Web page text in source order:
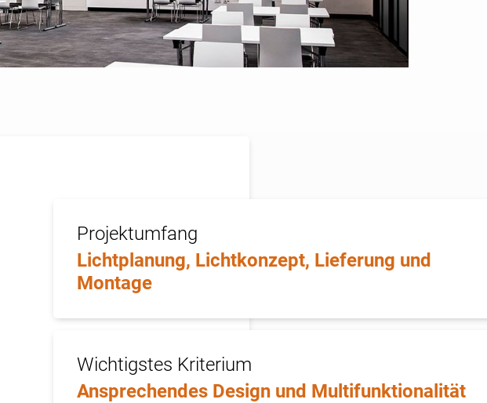
Projektumfang
Lichtplanung, Lichtkonzept, Lieferung und
Montage
Wichtigstes Kriterium
Ansprechendes Design und Multifunktionalität